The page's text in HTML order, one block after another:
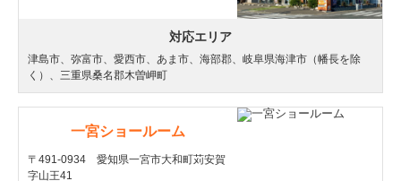
対応エリア
津島市、弥富市、愛西市、あま市、海部郡、岐阜県海津市（幡長を除
く）、三重県桑名郡木曽岬町
一宮ショールーム
〒491-0934 愛知県一宮市大和町苅安賀
字山王41